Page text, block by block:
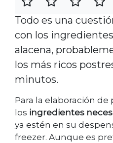
Todo es una
con los
alacena,
los más ricos
minutos.
Para la elaboración
los ingredientes
ya estén en su
freezer. Aunque es